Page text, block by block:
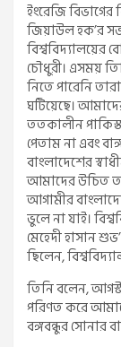
ইংরেজি বিভাগের
জিয়াউল হক’র
বিশ্ববিদ্যালয়ের
চৌধুরী। এসময়
নিতে পারেনি
ঘটিয়েছে।
ততকালীন
পেতাম না এবং
বাংলাদেশের
আমাদের উচিত
আগামীর
ভুলে না যাই।
মেহেদী হাসান
ছিলেন,
তিনি বলেন,
পরিণত করে
বঙ্গবন্ধুর সোনার